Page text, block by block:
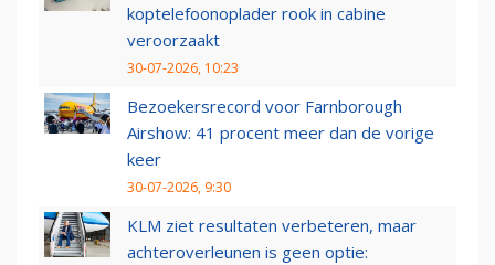
koptelefoonoplader rook in cabine
veroorzaakt
30-07-2026, 10:23
Bezoekersrecord voor Farnborough
Airshow: 41 procent meer dan de vorige
keer
30-07-2026, 9:30
KLM ziet resultaten verbeteren, maar
achteroverleunen is geen optie: